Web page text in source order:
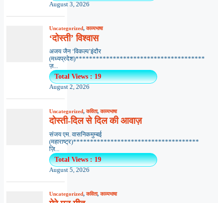
August 3, 2026
Uncategorized,काव्यभाषा
‘दोस्ती’ विश्वास
अजय जैन ‘विकल्प’इंदौर
(मध्यप्रदेश)**************************************
ज़...
Total Views : 19
August 2, 2026
Uncategorized,कविता,काव्यभाषा
दोस्ती-दिल से दिल की आवाज़
संजय एम. वासनिकमुम्बई
(महाराष्ट्र)*************************************
ज़ि...
Total Views : 19
August 5, 2026
Uncategorized,कविता,काव्यभाषा